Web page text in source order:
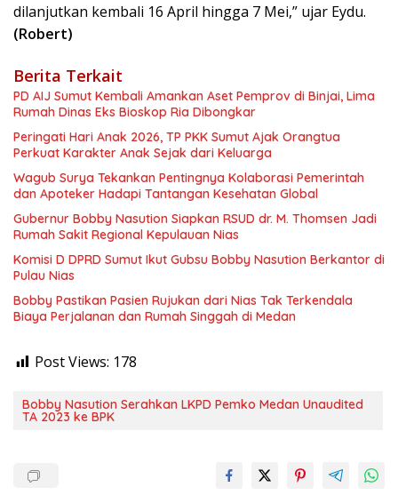
dilanjutkan kembali 16 April hingga 7 Mei,” ujar Eydu.
(Robert)
Berita Terkait
PD AIJ Sumut Kembali Amankan Aset Pemprov di Binjai, Lima
Rumah Dinas Eks Bioskop Ria Dibongkar
Peringati Hari Anak 2026, TP PKK Sumut Ajak Orangtua
Perkuat Karakter Anak Sejak dari Keluarga
Wagub Surya Tekankan Pentingnya Kolaborasi Pemerintah
dan Apoteker Hadapi Tantangan Kesehatan Global
Gubernur Bobby Nasution Siapkan RSUD dr. M. Thomsen Jadi
Rumah Sakit Regional Kepulauan Nias
Komisi D DPRD Sumut Ikut Gubsu Bobby Nasution Berkantor di
Pulau Nias
Bobby Pastikan Pasien Rujukan dari Nias Tak Terkendala
Biaya Perjalanan dan Rumah Singgah di Medan
Post Views: 178
Bobby Nasution Serahkan LKPD Pemko Medan Unaudited
TA 2023 ke BPK